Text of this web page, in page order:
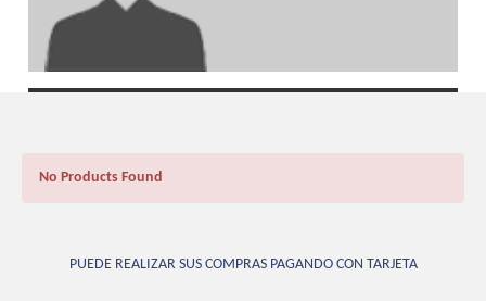
No Products Found
PUEDE REALIZAR SUS COMPRAS PAGANDO CON TARJETA